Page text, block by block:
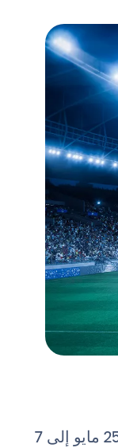
سيشارك أربعة لاعبين من ريال مدريد في بطولة أوروبا تحت 17 سنة، التي ستُقام من 25 مايو إلى 7